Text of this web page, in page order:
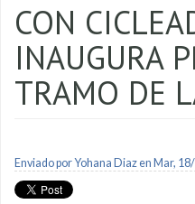
CON
INAUGURA
TRAMO DE
Enviado porYohana Diazen Mar,